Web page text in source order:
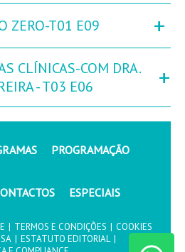
ZERO-T01 E09 +
CLÍNICAS-COM DRA.
- T03 E06
+
PROGRAMAÇÃO
ESPECIAIS
| TERMOS E CONDIÇÕES | COOKIES
| ESTATUTO EDITORIAL |